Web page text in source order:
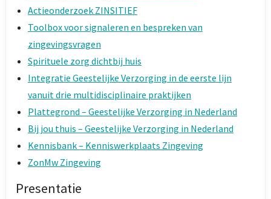
Actieonderzoek ZINSITIEF
Toolbox voor signaleren en bespreken van
zingevingsvragen
Spirituele zorg dichtbij huis
Integratie Geestelijke Verzorging in de eerste lijn
vanuit drie multidisciplinaire praktijken
Plattegrond – Geestelijke Verzorging in Nederland
Bij jou thuis – Geestelijke Verzorging in Nederland
Kennisbank – Kenniswerkplaats Zingeving
ZonMw Zingeving
Presentatie